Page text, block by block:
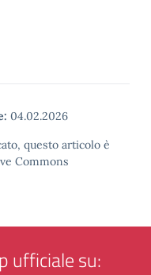
04.02.2026
questo articolo è
Commons
ufficiale su: